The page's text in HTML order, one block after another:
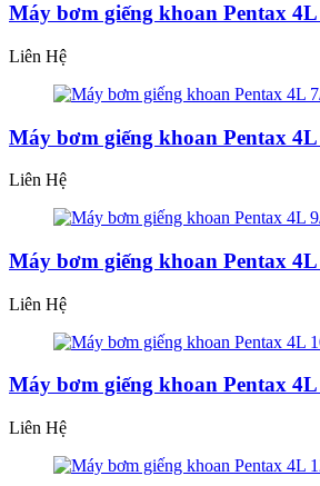
Máy bơm giếng khoan Pentax 4L
Liên Hệ
Máy bơm giếng khoan Pentax 4L
Liên Hệ
Máy bơm giếng khoan Pentax 4L
Liên Hệ
Máy bơm giếng khoan Pentax 4L
Liên Hệ